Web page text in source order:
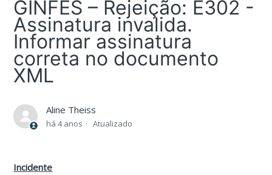
GINFES – Rejeição: E302 -
Assinatura invalida.
Informar assinatura
correta no documento
XML
Aline Theiss
há 4 anos Atualizado
Incidente